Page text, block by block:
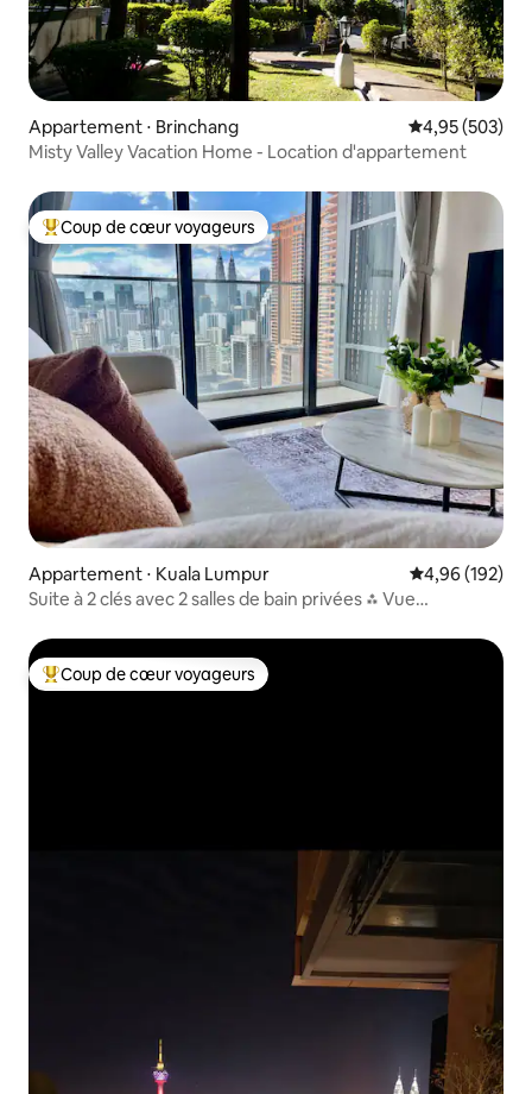
Appartement ⋅ Brinchang Évaluation
4,95 (503)
Misty Valley Vacation Home - Location d'appartement
Coups de cœur voyageurs les plus appréciés
Coup de cœur voyageurs
Appartement ⋅ Kuala Lumpur Évaluation
4,96 (192)
Suite à 2 clés avec 2 salles de bain privées ⁂ Vue
Coups de cœur voyageurs les plus appréciés
Coup de cœur voyageurs